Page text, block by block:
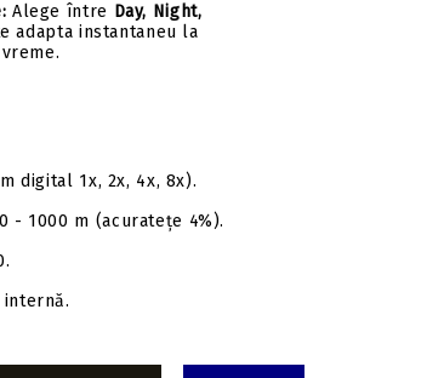
Alege între Day, Night,
adapta instantaneu la
digital 1x, 2x, 4x, 8x).
- 1000 m (acuratețe 4%).
internă.